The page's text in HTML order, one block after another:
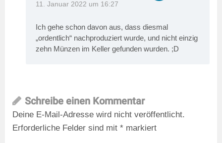
11. Januar 2022 um 16:27
Ich gehe schon davon aus, dass diesmal
„ordentlich“ nachproduziert wurde, und nicht einzig
zehn Münzen im Keller gefunden wurden. ;D
Schreibe einen Kommentar
Deine E-Mail-Adresse wird nicht veröffentlicht.
Erforderliche Felder sind mit * markiert